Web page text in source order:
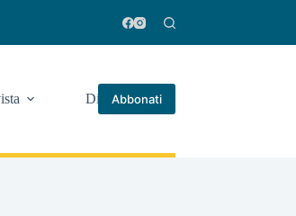
Di piùAbbonati